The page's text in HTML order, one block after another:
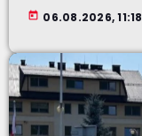
today 06.08.2026, 11:18